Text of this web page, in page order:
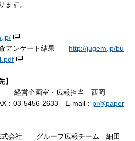
ます。
査アンケート結果 http://jugem.jp/bu
】
経営企画室・広報担当 西岡
：03-5456-2633 E-mail： pr@paper
式会社 グループ広報チーム 細田